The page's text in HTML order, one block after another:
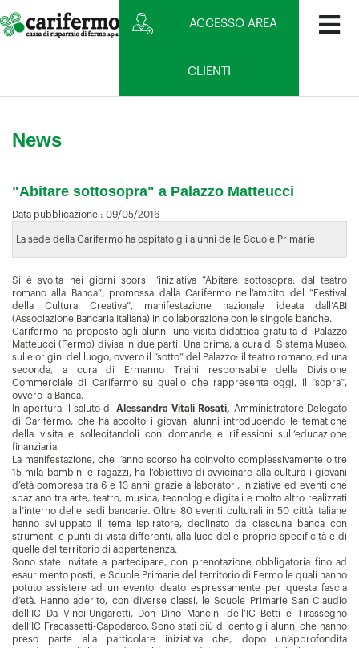
ACCESSO AREA
CLIENTI
News
"Abitare sottosopra" a Palazzo Matteucci
Data pubblicazione : 09/05/2016
La sede della Carifermo ha ospitato gli alunni delle Scuole Primarie
Si è svolta nei giorni scorsi l’iniziativa “Abitare sottosopra: dal teatro
romano alla Banca”, promossa dalla Carifermo nell’ambito del “Festival
della Cultura Creativa”, manifestazione nazionale ideata dall’ABI
(Associazione Bancaria Italiana) in collaborazione con le singole banche.
Carifermo ha proposto agli alunni una visita didattica gratuita di Palazzo
Matteucci (Fermo) divisa in due parti. Una prima, a cura di Sistema Museo,
sulle origini del luogo, ovvero il “sotto” del Palazzo: il teatro romano, ed una
seconda, a cura di Ermanno Traini responsabile della Divisione
Commerciale di Carifermo su quello che rappresenta oggi, il “sopra”,
ovvero la Banca.
In apertura il saluto di Alessandra Vitali Rosati, Amministratore Delegato
di Carifermo, che ha accolto i giovani alunni introducendo le tematiche
della visita e sollecitandoli con domande e riflessioni sull’educazione
finanziaria.
La manifestazione, che l’anno scorso ha coinvolto complessivamente oltre
15 mila bambini e ragazzi, ha l’obiettivo di avvicinare alla cultura i giovani
d’età compresa tra 6 e 13 anni, grazie a laboratori, iniziative ed eventi che
spaziano tra arte, teatro, musica, tecnologie digitali e molto altro realizzati
all’interno delle sedi bancarie. Oltre 80 eventi culturali in 50 città italiane
hanno sviluppato il tema ispiratore, declinato da ciascuna banca con
strumenti e punti di vista differenti, alla luce delle proprie specificità e di
quelle del territorio di appartenenza.
Sono state invitate a partecipare, con prenotazione obbligatoria fino ad
esaurimento posti, le Scuole Primarie del territorio di Fermo le quali hanno
potuto assistere ad un evento ideato espressamente per questa fascia
d’età. Hanno aderito, con diverse classi, le Scuole Primarie San Claudio
dell’IC Da Vinci-Ungaretti, Don Dino Mancini dell’IC Betti e Tirassegno
dell’IC Fracassetti-Capodarco. Sono stati più di cento gli alunni che hanno
preso parte alla particolare iniziativa che, dopo un’approfondita